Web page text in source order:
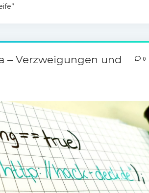
– Verzweigungen und 0